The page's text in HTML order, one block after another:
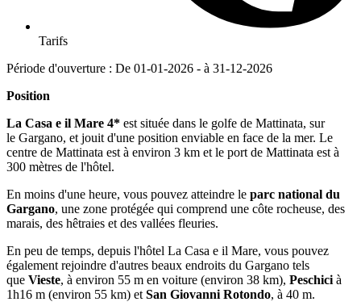
Tarifs
Période d'ouverture : De 01-01-2026 - à 31-12-2026
Position
La Casa e il Mare 4* est située dans le golfe de Mattinata, sur
le Gargano, et jouit d'une position enviable en face de la mer. Le
centre de Mattinata est à environ 3 km et le port de Mattinata est à
300 mètres de l'hôtel.
En moins d'une heure, vous pouvez atteindre le parc national du
Gargano, une zone protégée qui comprend une côte rocheuse, des
marais, des hêtraies et des vallées fleuries.
En peu de temps, depuis l'hôtel La Casa e il Mare, vous pouvez
également rejoindre d'autres beaux endroits du Gargano tels
que Vieste, à environ 55 m en voiture (environ 38 km), Peschici à
1h16 m (environ 55 km) et San Giovanni Rotondo, à 40 m.